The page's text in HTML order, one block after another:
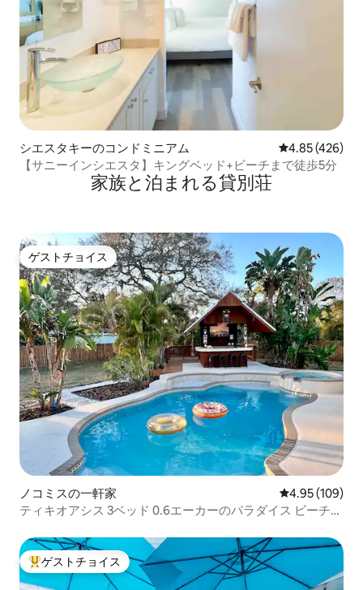
シエスタキーのコンドミニアム レビュー426
4.85 (426)
【サニーインシエスタ】キングベッド+ビーチまで徒歩5分
家族と泊まれる貸別荘
ゲストチョイス
ゲストチョイス
ノコミスの一軒家 レビュー109
4.95 (109)
ティキオアシス 3ベッド 0.6エーカーのパラダイス ビーチま
大好評のゲストチョイスです。
ゲストチョイス